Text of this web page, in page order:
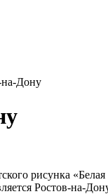
на-Дону
рисунка
Ростов-на-